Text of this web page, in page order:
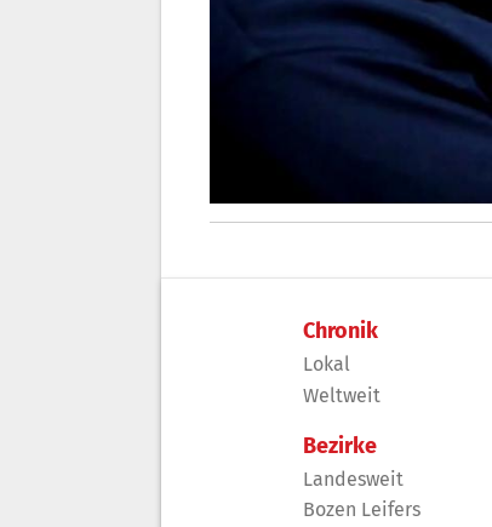
Chronik
Lokal
Weltweit
Bezirke
Landesweit
Bozen Leifers